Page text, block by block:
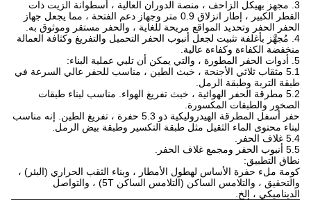
3. مجهز بهيكل الزاحف ، منصة الدوران العالية ، أسطوانة الزيت ذات
القطر الكبير ، إطار انزلاق 0.9 متر وجهاز دعم الفتحة ، مما يجعل جهاز
الحفر الحفر وتحديد المواقع مريحة للغاية ، والحفر مستقر وموثوق به.
4. مُجهَّز بأغلفة تثبيت لجعل أنبوب الحفر التحميل والتفريغ وكثافة العمالة
منخفضة الكفاءة وكفاءة عالية.
5. أدوات الحفر المطورة ، والتي يمكن أن تلبي عملية البناء:
5.1 مثقاب ثلاثي الأجنحة ، خبث الطين ، مناسب للحفر عالي السرعة في
طبقة التربة وطبقة الرمل.
5.2 مطرقة الحفر الهوائية ، خبث تفريغ الهواء. مناسب لبناء طبقات
الصخور والطبقات المكسورة.
حفر أسفل المطرقة الهيدروليكية ذو 5.3 حفرة ، تفريغ الطين. إنه مناسب
لبناء محتوى الماء الثقيل مثل طبقة التكسير وطبقة بيض الرمل.
5.4 غلاف الحفر.
5.5 أنبوب الحفر ومجمع غلاف الحفر.
نطاق التطبيق:
كومة ملء حفرة الأساس لهطول الأمطار ، وبناء الثقب الحراري (البئر) ،
والتحقيق ، والتلامس الساكن (التلامس الساكن 5T) ، والتواصل
الديناميكي ، إلخ.